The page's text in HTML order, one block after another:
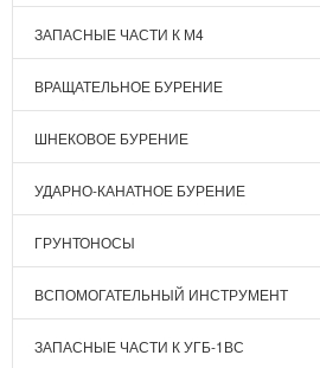
ЗАПАСНЫЕ ЧАСТИ К М4
ВРАЩАТЕЛЬНОЕ БУРЕНИЕ
ШНЕКОВОЕ БУРЕНИЕ
УДАРНО-КАНАТНОЕ БУРЕНИЕ
ГРУНТОНОСЫ
ВСПОМОГАТЕЛЬНЫЙ ИНСТРУМЕНТ
ЗАПАСНЫЕ ЧАСТИ К УГБ-1ВС